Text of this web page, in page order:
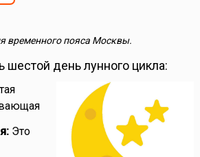
временного пояса Москвы.
шестой день лунного цикла:
Это